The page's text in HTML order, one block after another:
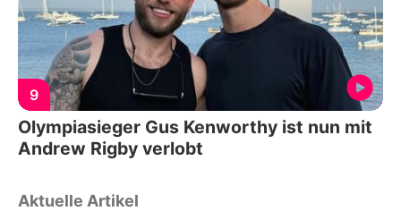
9
Olympiasieger Gus Kenworthy ist nun mit
Andrew Rigby verlobt
Aktuelle Artikel